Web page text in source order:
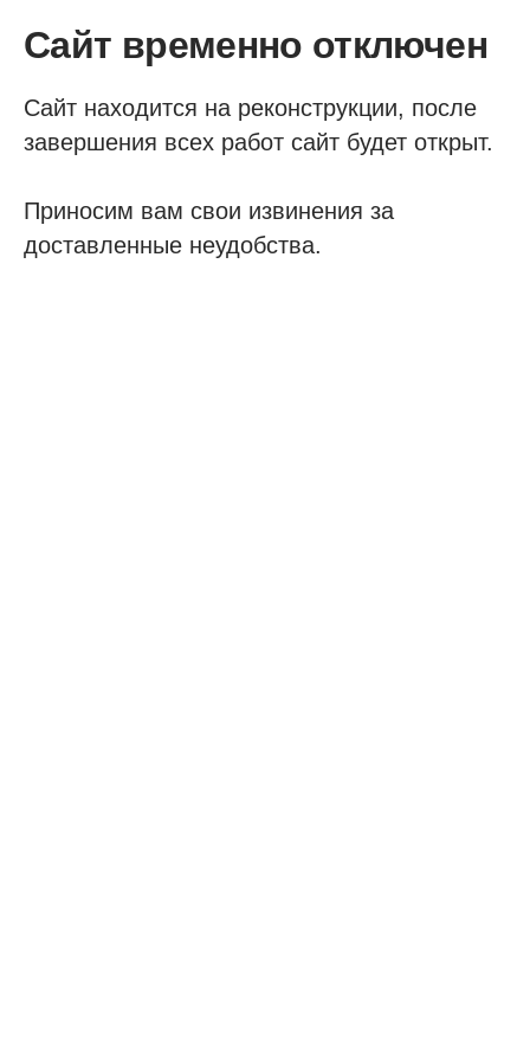
Сайт временно отключен
Сайт находится на реконструкции, после
завершения всех работ сайт будет открыт.
Приносим вам свои извинения за
доставленные неудобства.